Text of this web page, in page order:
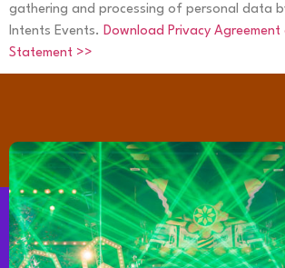
gathering and processing of personal data
Intents Events. Download Privacy Agreement
Statement >>